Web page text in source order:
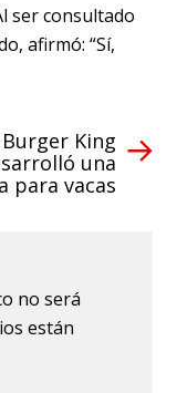
ser consultado
afirmó: “Sí,
Burger King
una
para vacas
no será
están